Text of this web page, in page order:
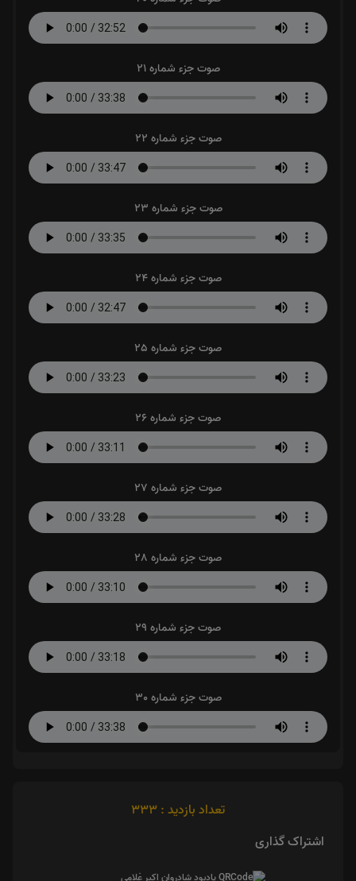
صوت جزء شماره 21
صوت جزء شماره 22
صوت جزء شماره 23
صوت جزء شماره 24
صوت جزء شماره 25
صوت جزء شماره 26
صوت جزء شماره 27
صوت جزء شماره 28
صوت جزء شماره 29
صوت جزء شماره 30
تعداد بازدید : 333
اشتراک گذاری